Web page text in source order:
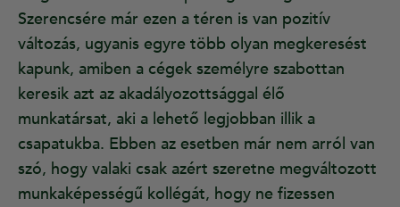
Szerencsére már ezen a téren is van pozitív
változás, ugyanis egyre több olyan megkeresést
kapunk, amiben a cégek személyre szabottan
keresik azt az akadályozottsággal élő
munkatársat, aki a lehető legjobban illik a
csapatukba. Ebben az esetben már nem arról van
szó, hogy valaki csak azért szeretne megváltozott
munkaképességű kollégát, hogy ne fizessen